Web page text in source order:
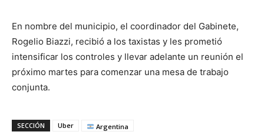
En nombre del municipio, el coordinador del Gabinete,
Rogelio Biazzi, recibió a los taxistas y les prometió
intensificar los controles y llevar adelante un reunión el
próximo martes para comenzar una mesa de trabajo
conjunta.
SECCIÓN Uber Argentina